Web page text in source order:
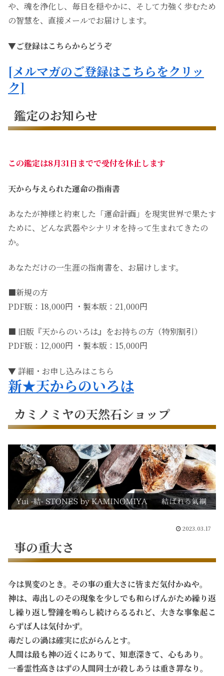
や、魂を浄化し、毎日を穏やかに、そして力強く歩むため
の智慧を、直接メールでお届けします。
▼ご登録はこちらからどうぞ
[メルマガのご登録はこちらをクリッ
ク]
鑑定のお知らせ
この鑑定は8月31日までで受付を休止します
天から与えられた運命の指南書
あなたが神様と約束した「運命計画」を現実世界で果たす
ために、どんな武器やシナリオを持って生まれてきたの
か。
あなただけの一生涯の指南書を、お届けします。
■新規の方
PDF版：18,000円 ・製本版：21,000円
■ 旧版『天からのいろは』をお持ちの方（特別割引）
PDF版：12,000円 ・製本版：15,000円
▼ 詳細・お申し込みはこちら
新★天からのいろは
カミノミヤの天然石ショップ
2023.03.17
事の重大さ
今は異変のとき。その事の重大さに皆まだ気付かぬや。
神は、毒出しのその現象を少しでも和らげんがため繰り返
し繰り返し警鐘を鳴らし続けらるるれど、大きな事象起こ
らずば人は気付かず。
毒だしの渦は確実に広がらんとす。
人間は最も神の近くにありて、知恵深きて、心もあり。
一番霊性高きはずの人間同士が殺しあうは重き罪なり。